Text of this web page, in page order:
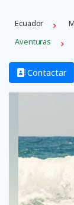
Ecuador
Aventuras
Contactar